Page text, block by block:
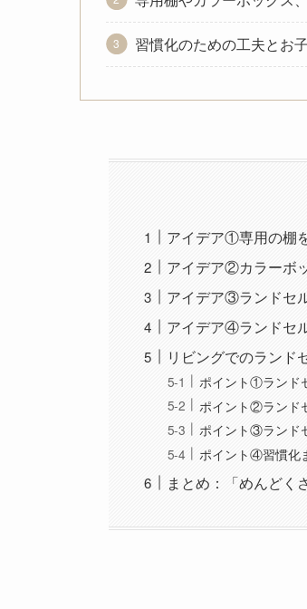
習慣化のための工夫とお
アイデア①専用の棚
アイデア②カラーボ
アイデア③ランドセ
アイデア④ランドセ
リビングでのランド
ポイント①ランド
ポイント②ランド
ポイント③ランド
ポイント④習慣化
まとめ：「めんどく